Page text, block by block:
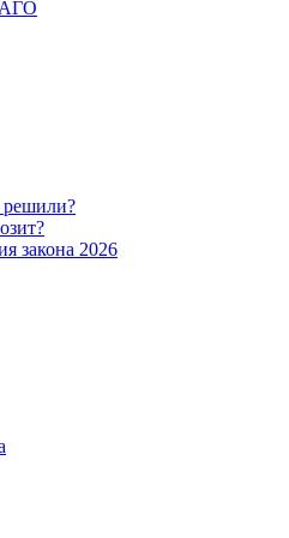
решили?
закона 2026